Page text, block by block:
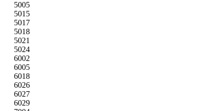
5005
5015
5017
5018
5021
5024
6002
6005
6018
6026
6027
6029